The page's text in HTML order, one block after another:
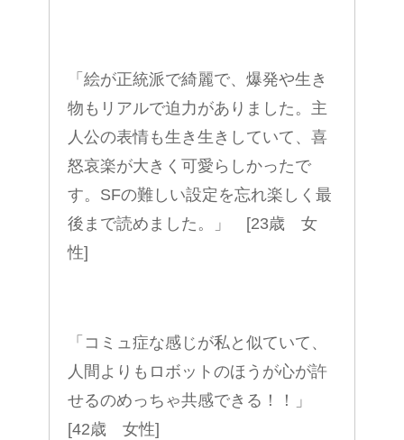
「絵が正統派で綺麗で、爆発や生き
物もリアルで迫力がありました。主
人公の表情も生き生きしていて、喜
怒哀楽が大きく可愛らしかったで
す。SFの難しい設定を忘れ楽しく最
後まで読めました。」 [23歳 女
性]
「コミュ症な感じが私と似ていて、
人間よりもロボットのほうが心が許
せるのめっちゃ共感できる！！」
[42歳 女性]